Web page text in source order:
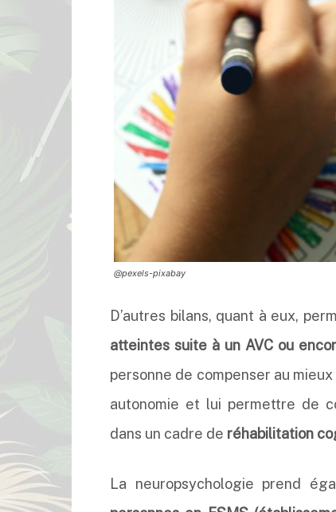
@pexels-pixabay
D’autres bilans, quant à eux,
atteintes suite à un AVC ou
personne de compenser au
autonomie et lui permettre de
dans un cadre de réhabilitation
La neuropsychologie prend